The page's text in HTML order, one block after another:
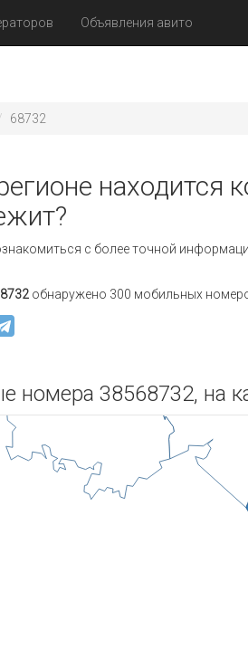
Объявления авито
68732
находится
с более точной
обнаружено 300 мобильных
номера 38568732, на